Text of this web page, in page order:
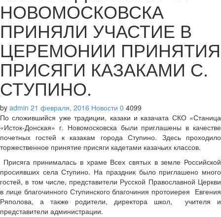
НОВОМОСКОВСКА
ПРИНЯЛИ УЧАСТИЕ В
ЦЕРЕМОНИИ ПРИНЯТИЯ
ПРИСЯГИ КАЗАКАМИ С.
СТУПИНО.
by admin 21 февраля, 2016 Новости 0 4099
По сложившийся уже традиции, казаки и казачата СКО «Станица
«Исток-Донская» г. Новомосковска были приглашены в качестве
почетных гостей к казакам города Ступино. Здесь проходило
торжественное принятие присяги кадетами казачьих классов.
Присяга принималась в храме Всех святых в земле Российской
просиявших села Ступино. На праздник было приглашено много
гостей, в том числе, представители Русской Православной Церкви
в лице благочинного Ступинского благочиния протоиерея Евгения
Ряполова, а также родители, директора школ, учителя и
представители администрации.